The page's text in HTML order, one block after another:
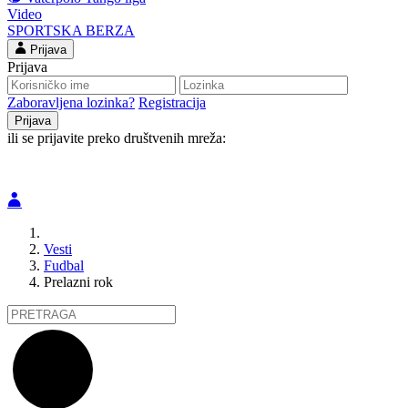
Video
SPORTSKA BERZA
Prijava
Prijava
Zaboravljena lozinka? Registracija
ili se prijavite preko društvenih mreža:
Vesti
Fudbal
Prelazni rok